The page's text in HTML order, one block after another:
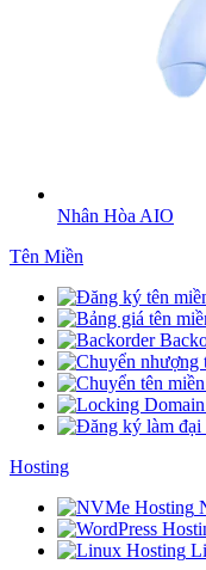
Nhân Hòa AIO
Tên Miền
Hosting